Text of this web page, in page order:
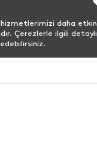
hizmetlerimizi daha etkin
Çerezlerle ilgili detaylı